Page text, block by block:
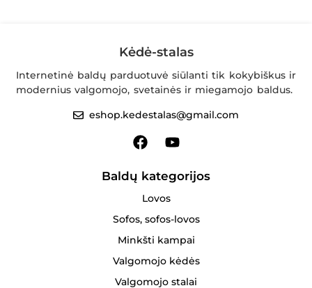
Kėdė-stalas
Internetinė baldų parduotuvė siūlanti tik kokybiškus ir
modernius valgomojo, svetainės ir miegamojo baldus.
eshop.kedestalas@gmail.com
Baldų kategorijos
Lovos
Sofos, sofos-lovos
Minkšti kampai
Valgomojo kėdės
Valgomojo stalai